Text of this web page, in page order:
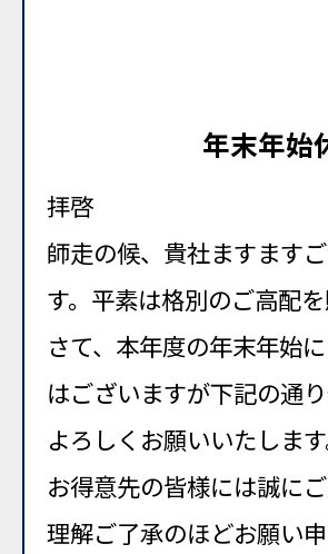
年末年始
拝啓
師走の候、貴社ますます
す。平素は格別のご高配
さて、本年度の年末年始
はございますが下記の通
よろしくお願いいたします
お得意先の皆様には誠に
理解ご了承のほどお願い申